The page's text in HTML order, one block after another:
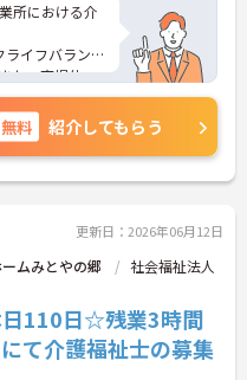
所における介
イフバランス
た、育児休
あり、ライフ
です。
トなど、さら
相談くださ
無料 紹介してもらう
更新日：2026年06月12日
ムみとやの郷
社会福祉法人
日110日☆残業3時間
て介護福祉士の募集